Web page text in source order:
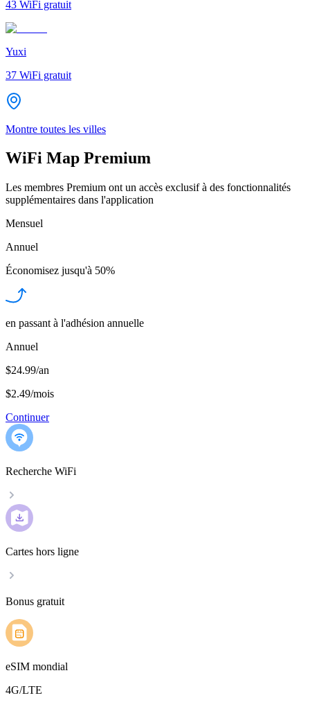
43 WiFi gratuit
Yuxi
37 WiFi gratuit
Montre toutes les villes
WiFi Map Premium
Les membres Premium ont un accès exclusif à des fonctionnalités
supplémentaires dans l'application
Mensuel
Annuel
Économisez jusqu'à 50%
en passant à l'adhésion annuelle
Annuel
$24.99/an
$2.49/mois
Continuer
Recherche WiFi
Cartes hors ligne
Bonus gratuit
eSIM mondial
4G/LTE